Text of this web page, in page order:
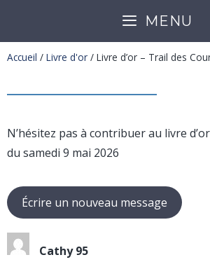
MENU
Accueil / Livre d'or / Livre d’or – Trail des
N’hésitez pas à contribuer au livre
du samedi 9 mai 2026
Cathy 95